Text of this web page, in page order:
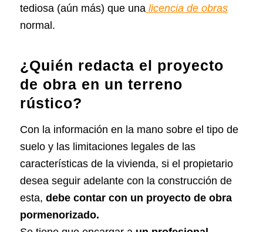
tediosa (aún más) que unalicencia de obras
normal.
¿Quién redacta el proyecto
de obra en un terreno
rústico?
Con la información en la mano sobre el tipo de
suelo y las limitaciones legales de las
características de la vivienda, si el propietario
desea seguir adelante con la construcción de
esta, debe contar con un proyecto de obra
pormenorizado.